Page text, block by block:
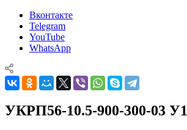
Вконтакте
Telegram
YouTube
WhatsApp
УКРП56-10.5-900-300-03 У1